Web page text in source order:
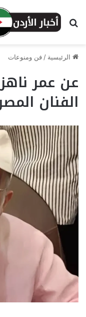
بحث عن
الرئيسية / فن ومنوعات
الفنان